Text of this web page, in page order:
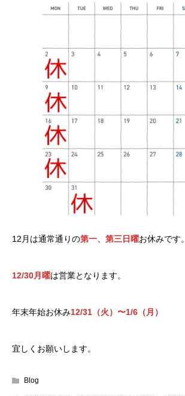
12月は通常通りの第一、第三日曜お休みです。
12/30月曜は営業となります。
年末年始お休み12/31（火）〜1/6（月）
宜しくお願いします。
Blog